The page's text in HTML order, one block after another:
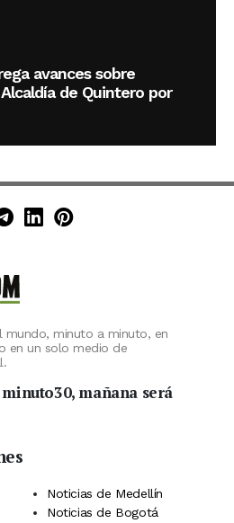
avances sobre
de Quintero por
en Instagram
en X (Twitter)
en TikTok
Canal de Minuto30 en
Minuto30 en LinkedIn
Minuto30 en
mundo, minuto a minuto, en
en un solo medio de
mañana será
Noticias de Medellín
Noticias de Bogotá